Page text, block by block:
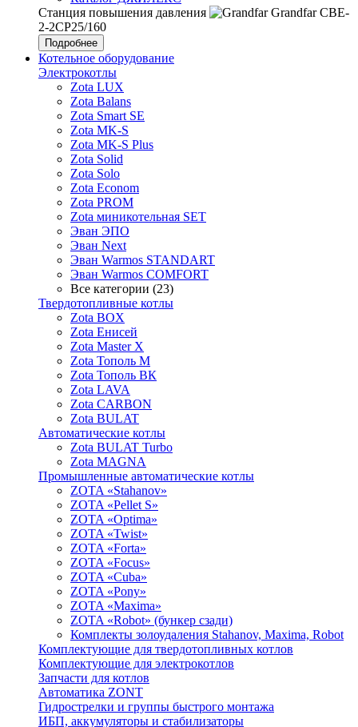
Станция повышения давления
Grandfar CBE-
2-2CP25/160
Подробнее
Котельное оборудование
Электрокотлы
Zota LUX
Zota Balans
Zota Smart SE
Zota MK-S
Zota MK-S Plus
Zota Solid
Zota Solo
Zota Econom
Zota PROM
Zota миникотельная SET
Эван ЭПО
Эван Next
Эван Warmos STANDART
Эван Warmos COMFORT
Все категории (23)
Твердотопливные котлы
Zota BOX
Zota Енисей
Zota Master X
Zota Тополь М
Zota Тополь ВК
Zota LAVA
Zota CARBON
Zota BULAT
Автоматические котлы
Zota BULAT Turbo
Zota MAGNA
Промышленные автоматические котлы
ZOTA «Stahanov»
ZOTA «Pellet S»
ZOTA «Optima»
ZOTA «Twist»
ZOTA «Forta»
ZOTA «Focus»
ZOTA «Cuba»
ZOTA «Pony»
ZOTA «Maxima»
ZOTA «Robot» (бункер сзади)
Комплекты золоудаления Stahanov, Maxima, Robot
Комплектующие для твердотопливных котлов
Комплектующие для электрокотлов
Запчасти для котлов
Автоматика ZONT
Гидрострелки и группы быстрого монтажа
ИБП, аккумуляторы и стабилизаторы